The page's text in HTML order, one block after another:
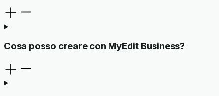
Cosa posso creare con MyEdit Business?